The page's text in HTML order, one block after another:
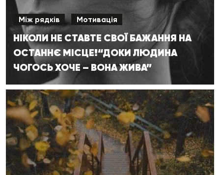
Між рядків Мотивація
НІКОЛИ НЕ СТАВТЕ СВОЇ БАЖАННЯ НА
ОСТАННЄ МІСЦЕ!“ДОКИ ЛЮДИНА
ЧОГОСЬ ХОЧЕ – ВОНА ЖИВА”